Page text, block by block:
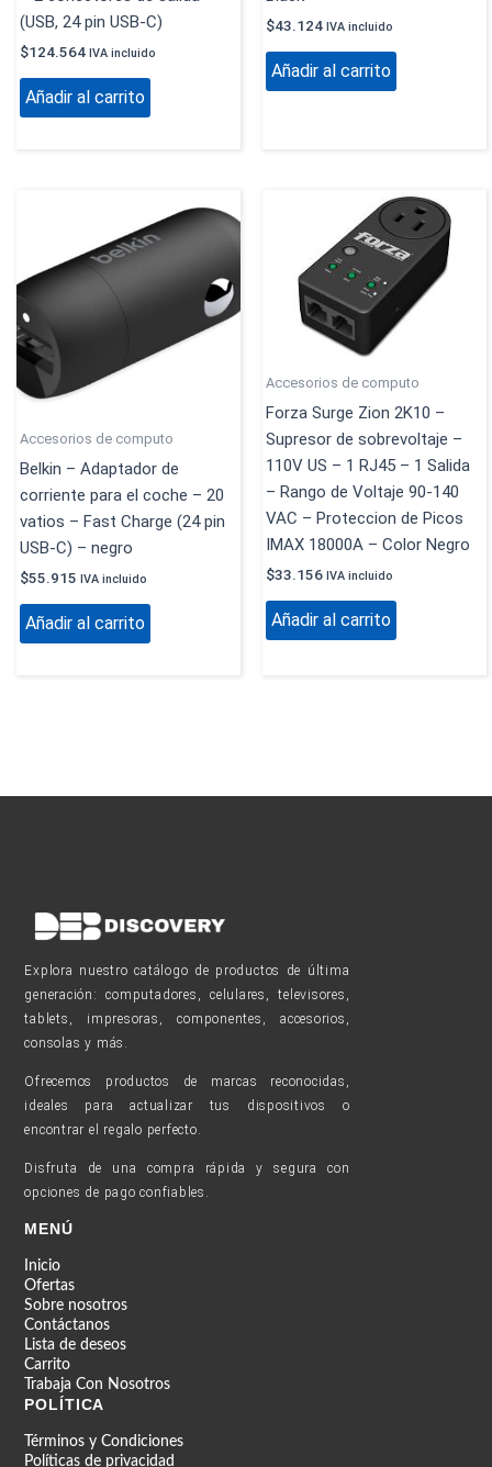
(USB, 24 pin USB-C)
$124.564 IVA incluido
Añadir al carrito
$43.124 IVA incluido
Añadir al carrito
Accesorios de computo
Belkin – Adaptador de
corriente para el coche – 20
vatios – Fast Charge (24 pin
USB-C) – negro
$55.915 IVA incluido
Añadir al carrito
Accesorios de computo
Forza Surge Zion 2K10 –
Supresor de sobrevoltaje –
110V US – 1 RJ45 – 1 Salida
– Rango de Voltaje 90-140
VAC – Proteccion de Picos
IMAX 18000A – Color Negro
$33.156 IVA incluido
Añadir al carrito
Explora nuestro catálogo de productos de última
generación: computadores, celulares, televisores,
tablets, impresoras, componentes, accesorios,
consolas y más.
Ofrecemos productos de marcas reconocidas,
ideales para actualizar tus dispositivos o
encontrar el regalo perfecto.
Disfruta de una compra rápida y segura con
opciones de pago confiables.
MENÚ
Inicio
Ofertas
Sobre nosotros
Contáctanos
Lista de deseos
Carrito
Trabaja Con Nosotros
POLÍTICA
Términos y Condiciones
Políticas de privacidad